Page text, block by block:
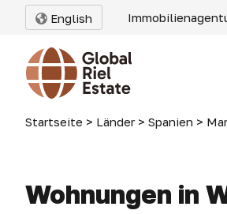
English
Startseite > Länder > Spanien >
Wohnungen in